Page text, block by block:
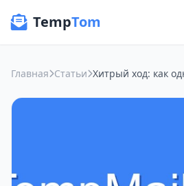
TempTom
Главная Статьи